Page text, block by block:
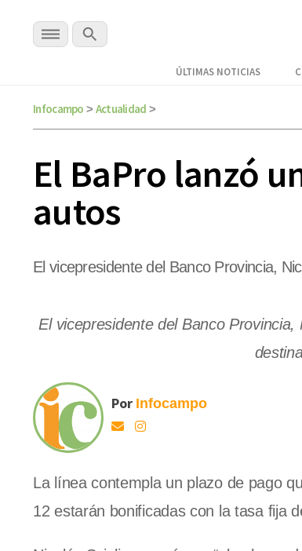
ÚLTIMAS NOTICIAS
Infocampo > Actualidad >
El BaPro lanzó
autos
El vicepresidente del Banco Provincia,
El vicepresidente del Banco
Por Infocampo
La línea contempla un plazo de pago
12 estarán bonificadas con la tasa fija